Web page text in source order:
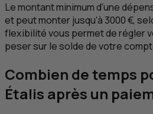
Le montant minimum d'une
et peut monter jusqu’à 3000 €,
flexibilité vous permet de régler
peser sur le solde de votre
Combien de temps
Étalis après un